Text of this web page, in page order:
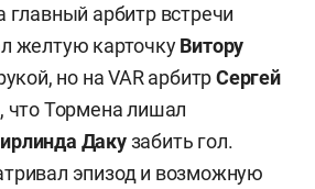
главный арбитр встречи
желтую карточкуВитору
но на VAR арбитрСергей
что Тормена лишал
Дакузабить гол.
эпизод и возможную